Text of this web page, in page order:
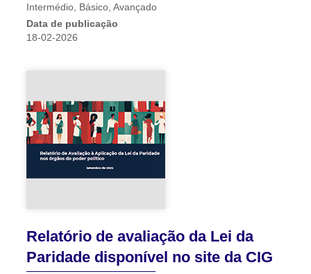
Intermédio, Básico, Avançado
Data de publicação
18-02-2026
Relatório de avaliação da Lei da
Paridade disponível no site da CIG